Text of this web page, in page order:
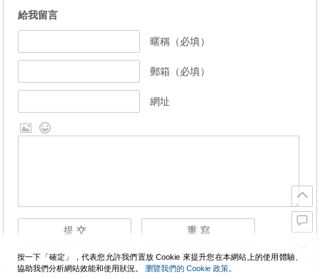
給我留言
暱稱（必填）
郵箱（必填）
網址
按一下「確定」，代表您允許我們置放 Cookie 來提升您在本網站上的使用體驗、
協助我們分析網站效能和使用狀況。 瀏覽我們的 Cookie 政策。